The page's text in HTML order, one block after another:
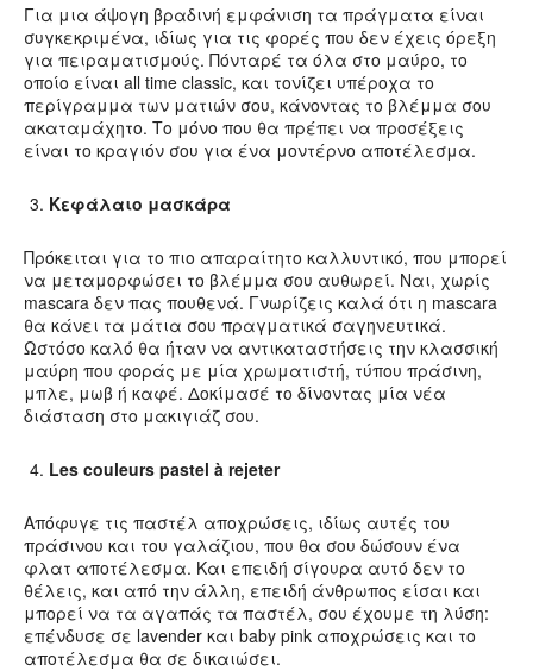
Για μια άψογη βραδινή εμφάνιση τα πράγματα είναι
συγκεκριμένα, ιδίως για τις φορές που δεν έχεις όρεξη
για πειραματισμούς. Πόνταρέ τα όλα στο μαύρο, το
οποίο είναι all time classic, και τονίζει υπέροχα το
περίγραμμα των ματιών σου, κάνοντας το βλέμμα σου
ακαταμάχητο. Το μόνο που θα πρέπει να προσέξεις
είναι το κραγιόν σου για ένα μοντέρνο αποτέλεσμα.
Κεφάλαιο μασκάρα
Πρόκειται για το πιο απαραίτητο καλλυντικό, που μπορεί
να μεταμορφώσει το βλέμμα σου αυθωρεί. Ναι, χωρίς
mascara δεν πας πουθενά. Γνωρίζεις καλά ότι η mascara
θα κάνει τα μάτια σου πραγματικά σαγηνευτικά.
Ωστόσο καλό θα ήταν να αντικαταστήσεις την κλασσική
μαύρη που φοράς με μία χρωματιστή, τύπου πράσινη,
μπλε, μωβ ή καφέ. Δοκίμασέ το δίνοντας μία νέα
διάσταση στο μακιγιάζ σου.
Les couleurs pastel à rejeter
Απόφυγε τις παστέλ αποχρώσεις, ιδίως αυτές του
πράσινου και του γαλάζιου, που θα σου δώσουν ένα
φλατ αποτέλεσμα. Και επειδή σίγουρα αυτό δεν το
θέλεις, και από την άλλη, επειδή άνθρωπος είσαι και
μπορεί να τα αγαπάς τα παστέλ, σου έχουμε τη λύση:
επένδυσε σε lavender και baby pink αποχρώσεις και το
αποτέλεσμα θα σε δικαιώσει.